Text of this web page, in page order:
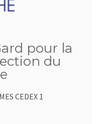
pour la
du
CEDEX 1